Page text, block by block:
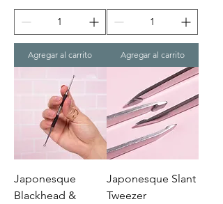
Agregar al carrito Agregar al carrito
Japonesque
Blackhead &
Japonesque Slant
Tweezer